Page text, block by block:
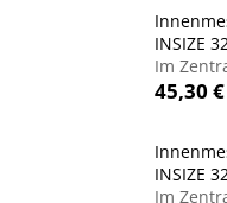
INSIZE
Im
45,30 €
INSIZE
Im